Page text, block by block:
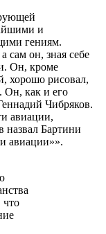
и
гениям.
сам он, зная себе
Он, кроме
хорошо рисовал,
Он, как и его
Чибряков.
авиации,
назвал Бартини
авиации»».
что